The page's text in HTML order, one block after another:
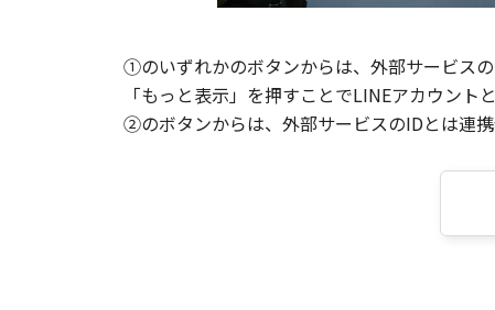
①のいずれかのボタンからは、外部サービス
「もっと表示」を押すことでLINEアカウント
②のボタンからは、外部サービスのIDとは連